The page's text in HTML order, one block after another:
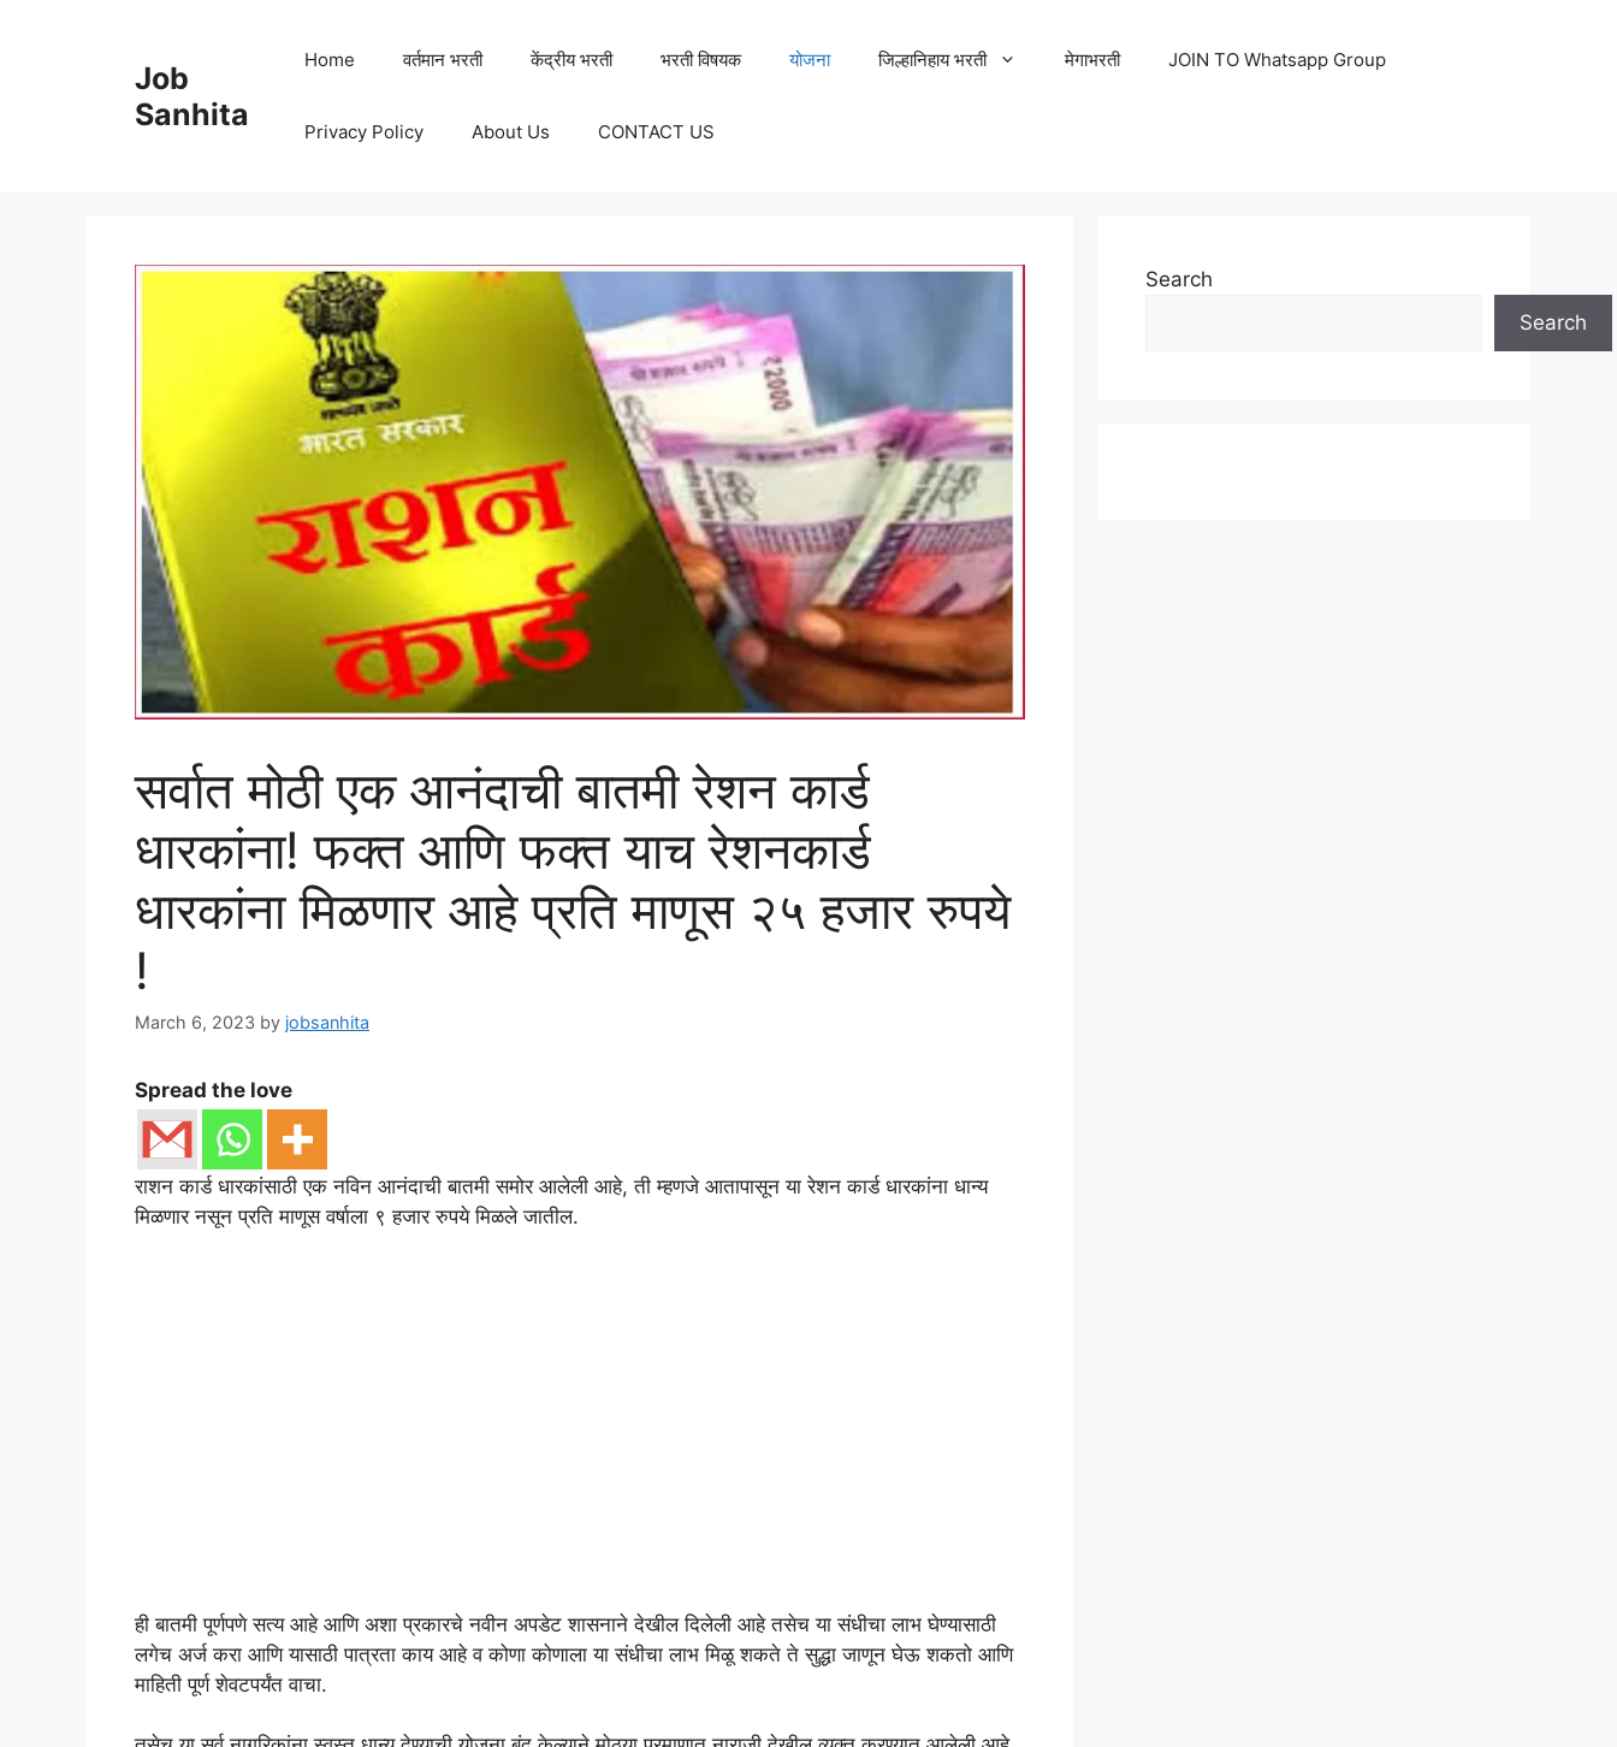
Job
Sanhita
Home वर्तमान भरती केंद्रीय भरती भरती विषयक योजना जिल्हानिहाय भरती मेगाभरती JOIN TO Whatsapp Group
Privacy Policy About Us CONTACT US
सर्वात मोठी एक आनंदाची बातमी रेशन कार्ड
धारकांना! फक्त आणि फक्त याच रेशनकार्ड
धारकांना मिळणार आहे प्रति माणूस २५ हजार रुपये
!
March 6, 2023 by jobsanhita
Spread the love
राशन कार्ड धारकांसाठी एक नविन आनंदाची बातमी समोर आलेली आहे, ती म्हणजे आतापासून या रेशन कार्ड धारकांना धान्य
मिळणार नसून प्रति माणूस वर्षाला ९ हजार रुपये मिळले जातील.
ही बातमी पूर्णपणे सत्य आहे आणि अशा प्रकारचे नवीन अपडेट शासनाने देखील दिलेली आहे तसेच या संधीचा लाभ घेण्यासाठी
लगेच अर्ज करा आणि यासाठी पात्रता काय आहे व कोणा कोणाला या संधीचा लाभ मिळू शकते ते सुद्धा जाणून घेऊ शकतो आणि
माहिती पूर्ण शेवटपर्यंत वाचा.
Search
Search